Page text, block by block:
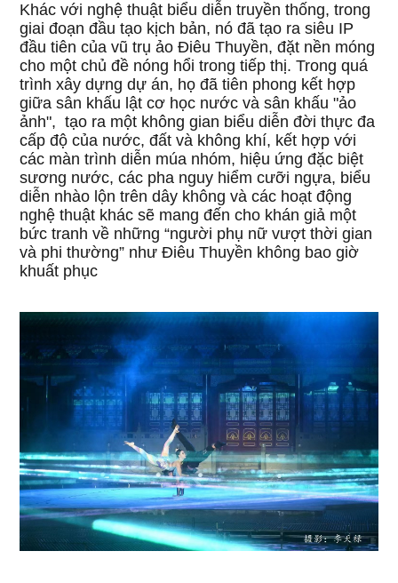
Khác với nghệ thuật biểu diễn truyền thống, trong
giai đoạn đầu tạo kịch bản, nó đã tạo ra siêu IP
đầu tiên của vũ trụ ảo Điêu Thuyền, đặt nền móng
cho một chủ đề nóng hổi trong tiếp thị. Trong quá
trình xây dựng dự án, họ đã tiên phong kết hợp
giữa sân khấu lật cơ học nước và sân khấu "ảo
ảnh", tạo ra một không gian biểu diễn đời thực đa
cấp độ của nước, đất và không khí, kết hợp với
các màn trình diễn múa nhóm, hiệu ứng đặc biệt
sương nước, các pha nguy hiểm cưỡi ngựa, biểu
diễn nhào lộn trên dây không và các hoạt động
nghệ thuật khác sẽ mang đến cho khán giả một
bức tranh về những “người phụ nữ vượt thời gian
và phi thường” như Điêu Thuyền không bao giờ
khuất phục